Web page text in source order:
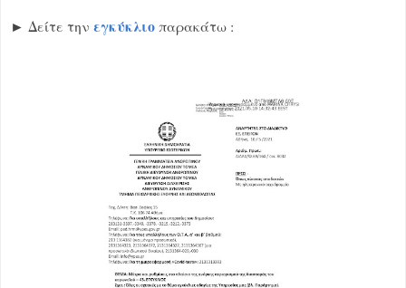
► Δείτε την εγκύκλιοπαρακάτω :